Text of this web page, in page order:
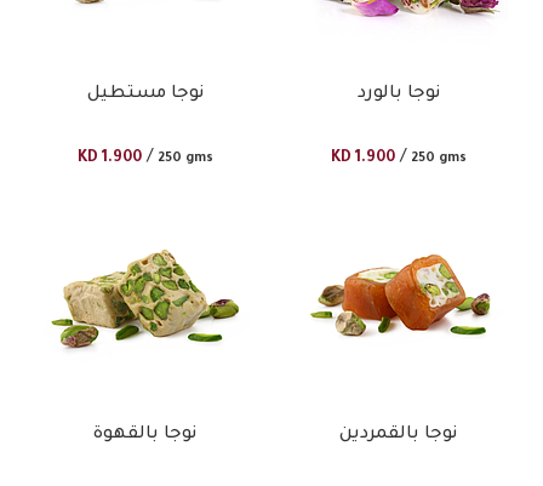
نوجا مستطيل
KD 1.900 / 250 gms
نوجا بالورد
KD 1.900 / 250 gms
نوجا بالقهوة نوجا بالقمردين